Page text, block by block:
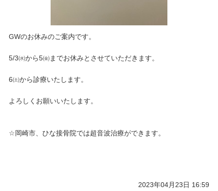
GWのお休みのご案内です。
5/3㈬から5㈮までお休みとさせていただきます。
6㈯から診療いたします。
よろしくお願いいたします。
☆岡崎市、ひな接骨院では超音波治療ができます。
2023年04月23日 16:59